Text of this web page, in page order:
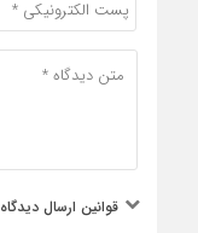
قوانین ارسال دیدگاه